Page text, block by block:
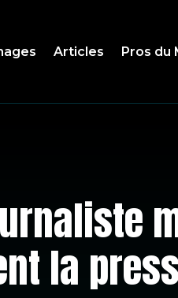
Articles Pros du
la